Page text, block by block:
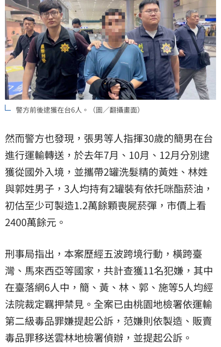
警方前後逮獲在台6人。（圖／翻攝畫面）
然而警方也發現，張男等人指揮30歲的簡男在台
進行運輸轉送，於去年7月、10月、12月分別逮
獲從國外入境，並攜帶2罐洗髮精的黃姓、林姓
與郭姓男子，3人均持有2罐裝有依托咪酯菸油，
初估至少可製造1.2萬餘顆喪屍菸彈，市價上看
2400萬餘元。
刑事局指出，本案歷經五波跨境行動，橫跨臺
灣、馬來西亞等國家，共計查獲11名犯嫌，其中
在臺落網6人中，簡、黃、林、郭、施等5人均經
法院裁定羈押禁見。全案已由桃園地檢署依運輸
第二級毒品罪嫌提起公訴，范嫌則依製造、販賣
毒品罪移送雲林地檢署偵辦，並提起公訴。